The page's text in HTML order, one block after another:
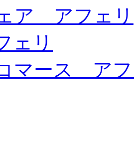
ア アフェリ
ェリ
マース ア